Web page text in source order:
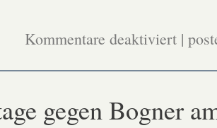
Kommentare deaktiviert für
HINTER
auf
die
|
gegen Bogner